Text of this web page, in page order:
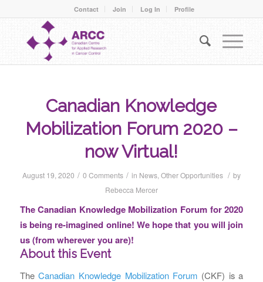
Contact Join Log In Profile
Canadian Knowledge
Mobilization Forum 2020 –
now Virtual!
August 19, 2020 / 0 Comments / in News, Other Opportunities / by
Rebecca Mercer
The Canadian Knowledge Mobilization Forum for 2020
is being re-imagined online! We hope that you will join
us (from wherever you are)!
About this Event
TheCanadian Knowledge Mobilization Forum (CKF) is a